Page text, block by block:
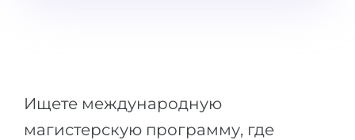
Физика
Ищете международную
магистерскую программу, где